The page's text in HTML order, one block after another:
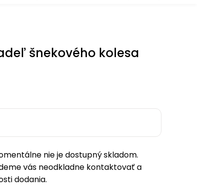
šnekového kolesa
nie je dostupný skladom.
vás neodkladne kontaktovať a
dodania.